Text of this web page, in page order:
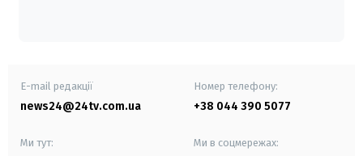
E-mail редакції
news24@24tv.com.ua
Номер телефону:
+38 044 390 5077
Ми тут: Ми в соцмережах: